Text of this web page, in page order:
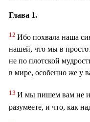
Глава 1.
12 Ибо похвала наша
нашей, что мы в
не по плотской
в мире, особенно же у
13 И мы пишем вам не
разумеете, и что, как